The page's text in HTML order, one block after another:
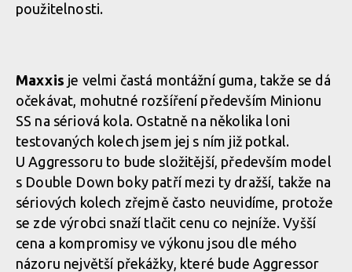
použitelnosti.
Maxxis je velmi častá montážní guma, takže se dá
očekávat, mohutné rozšíření především Minionu
SS na sériová kola. Ostatně na několika loni
testovaných kolech jsem jej s ním již potkal.
U Aggressoru to bude složitější, především model
s Double Down boky patří mezi ty dražší, takže na
sériových kolech zřejmě často neuvidíme, protože
se zde výrobci snaží tlačit cenu co nejníže. Vyšší
cena a kompromisy ve výkonu jsou dle mého
názoru největší překážky, které bude Aggressor